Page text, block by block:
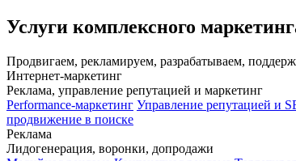
Услуги комплексного
Продвигаем, рекламируем, разрабатываем,
Интернет-маркетинг
Реклама, управление репутацией и маркетинг
Performance-маркетинг Управление репутацией и
продвижение в поиске
Реклама
Лидогенерация, воронки, допродажи